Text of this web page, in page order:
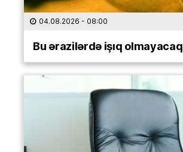
04.08.2026 - 08:00
Bu ərazilərdə işıq olmayacaq